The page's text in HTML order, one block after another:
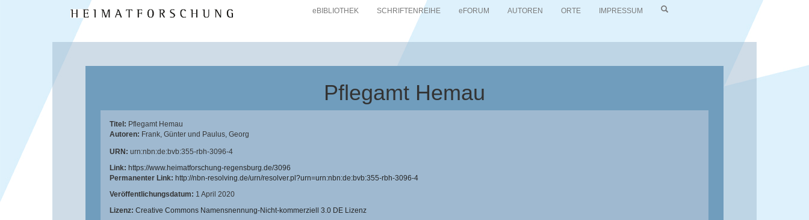
eBIBLIOTHEK SCHRIFTENREIHE eFORUM AUTOREN ORTE IMPRESSUM
Pflegamt Hemau
Titel: Pflegamt Hemau
Autoren: Frank, Günter und Paulus, Georg
URN: urn:nbn:de:bvb:355-rbh-3096-4
Link: https://www.heimatforschung-regensburg.de/3096
Permanenter Link: http://nbn-resolving.de/urn/resolver.pl?urn=urn:nbn:de:bvb:355-rbh-3096-4
Veröffentlichungsdatum: 1 April 2020
Lizenz: Creative Commons Namensnennung-Nicht-kommerziell 3.0 DE Lizenz